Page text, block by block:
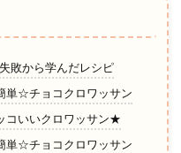
敗から学んだレシピ
単☆チョコクロワッサン
コいいクロワッサン★
単☆チョコクロワッサン